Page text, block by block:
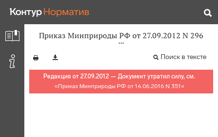
Приказ Минприроды РФ от 27.09.2012 N 296
Поиск в тексте
Редакция от 27.09.2012 — Документ утратил силу, см.
«Приказ Минприроды РФ от 14.06.2016 N 351 »